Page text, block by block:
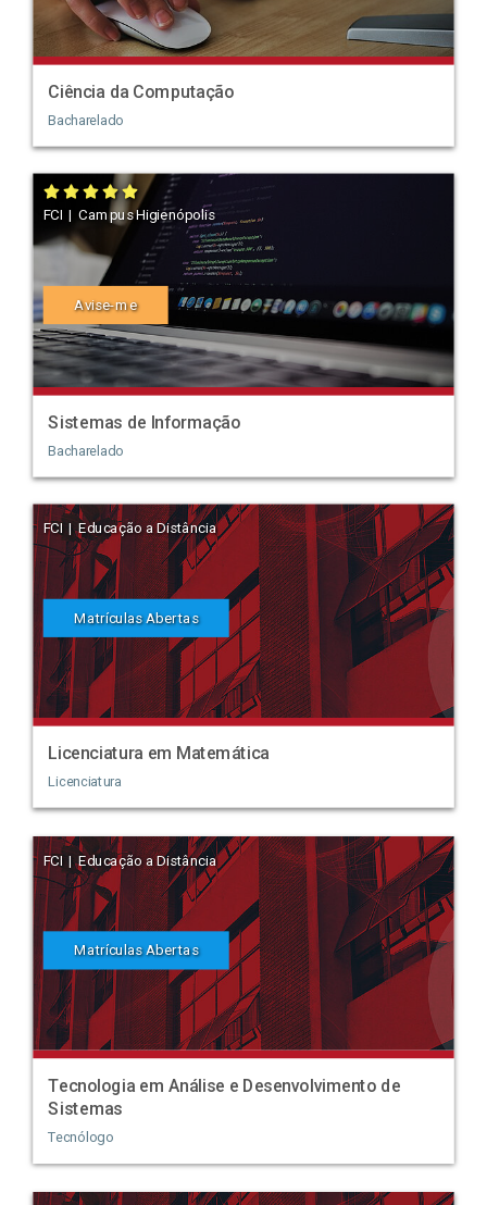
Ciência da Computação
Bacharelado
FCI | Campus Higienópolis
Avise-me
Sistemas de Informação
Bacharelado
FCI | Educação a Distância
Matrículas Abertas
Licenciatura em Matemática
Licenciatura
FCI | Educação a Distância
Matrículas Abertas
Tecnologia em Análise e Desenvolvimento de
Sistemas
Tecnólogo